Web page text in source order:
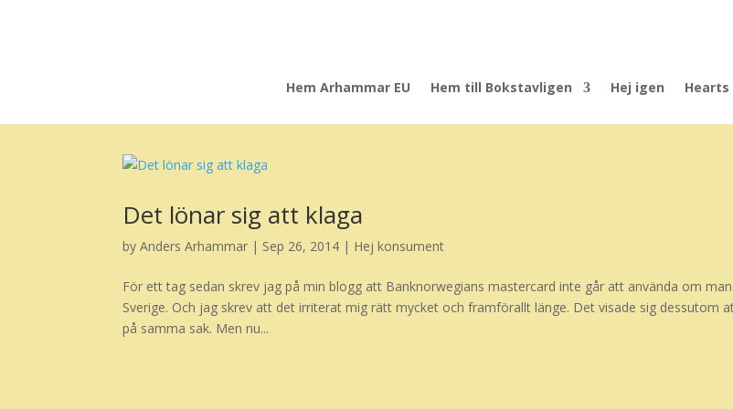
Hem Arhammar EU Hem till Bokstavligen Hej igen Hearts
Det lönar sig att klaga
byAnders Arhammar | Sep 26, 2014 | Hej konsument
För ett tag sedan skrev jag på min blogg att Banknorwegians mastercard inte går att använda om
Sverige. Och jag skrev att det irriterat mig rätt mycket och framförallt länge. Det visade sig dessutom
på samma sak. Men nu...